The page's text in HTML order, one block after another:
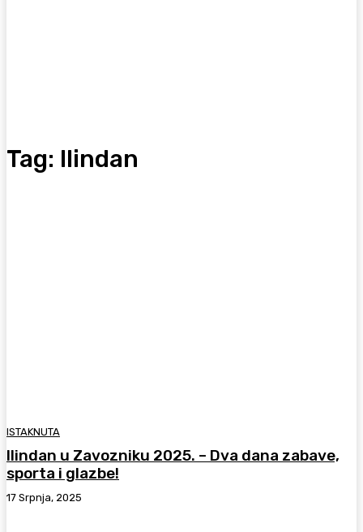
Tag: Ilindan
ISTAKNUTA
Ilindan u Zavozniku 2025. – Dva dana zabave,
sporta i glazbe!
17 Srpnja, 2025